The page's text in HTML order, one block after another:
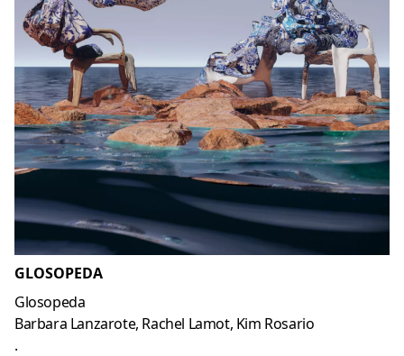
GLOSOPEDA
Glosopeda
Barbara Lanzarote, Rachel Lamot, Kim Rosario
.